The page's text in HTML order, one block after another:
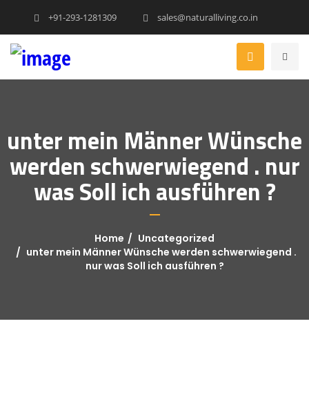
+91-293-1281309 sales@naturalliving.co.in
unter mein Männer Wünsche
werden schwerwiegend . nur
was Soll ich ausführen ?
Home
Uncategorized
unter mein Männer Wünsche werden schwerwiegend .
nur was Soll ich ausführen ?